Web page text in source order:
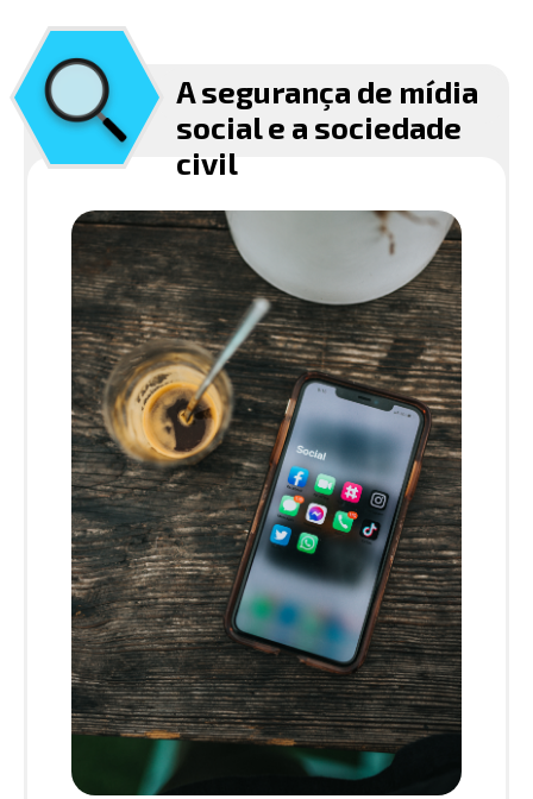
A segurança de mídia
social e a sociedade
civil